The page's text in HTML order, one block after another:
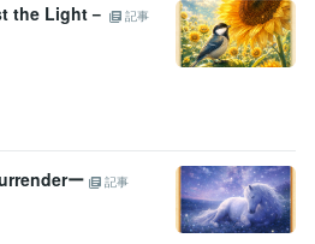
the Light－
記事
ー
記事